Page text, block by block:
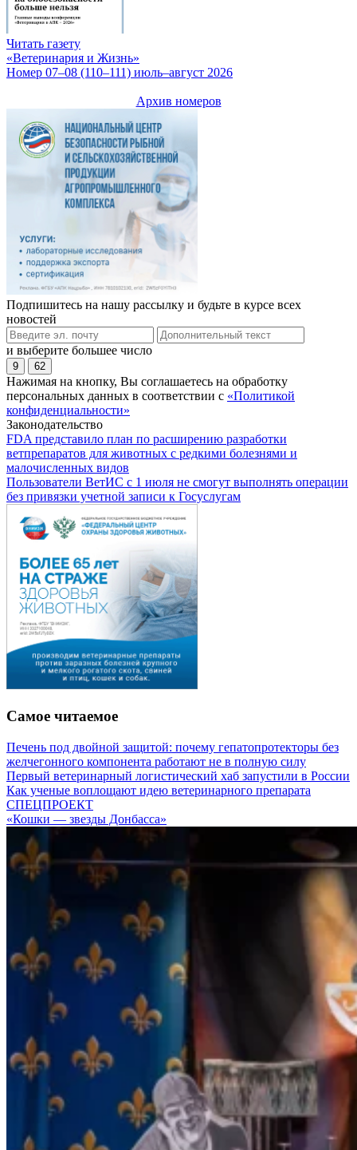
Читать газету
«Ветеринария и Жизнь»
Номер 07–08 (110–111) июль–август 2026
Архив номеров
Подпишитесь на нашу рассылку и будьте в курсе всех
новостей
и выберите большее число
9 62
Нажимая на кнопку, Вы соглашаетесь на обработку
персональных данных в соответствии с «Политикой
конфиденциальности»
Законодательство
FDA представило план по расширению разработки
ветпрепаратов для животных с редкими болезнями и
малочисленных видов
Пользователи ВетИС с 1 июля не смогут выполнять операции
без привязки учетной записи к Госуслугам
Самое читаемое
Печень под двойной защитой: почему гепатопротекторы без
желчегонного компонента работают не в полную силу
Первый ветеринарный логистический хаб запустили в России
Как ученые воплощают идею ветеринарного препарата
СПЕЦПРОЕКТ
«Кошки — звезды Донбасса»